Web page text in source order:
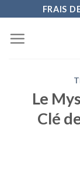
content
FRAIS
Le
Clé